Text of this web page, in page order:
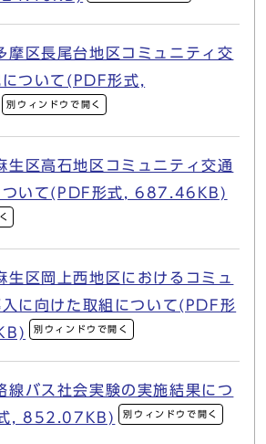
区長尾台地区コミュニティ交
ついて(PDF形式,
別ウィンドウで開く
区高石地区コミュニティ交通
ついて(PDF形式, 687.46KB)
区岡上西地区におけるコミュ
に向けた取組について(PDF形
別ウィンドウで開く
バス社会実験の実施結果につ
, 852.07KB)
別ウィンドウで開く